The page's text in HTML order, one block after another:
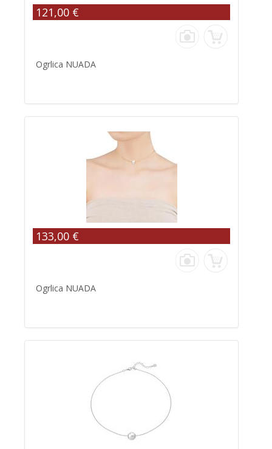
121,00 €
Ogrlica NUADA
133,00 €
Ogrlica NUADA